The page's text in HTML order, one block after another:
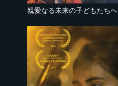
親愛なる未来の子どもたちへ